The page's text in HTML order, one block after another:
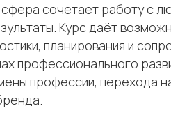
сочетает работу с
Курс даёт
планирования и
профессионального
профессии, перехода